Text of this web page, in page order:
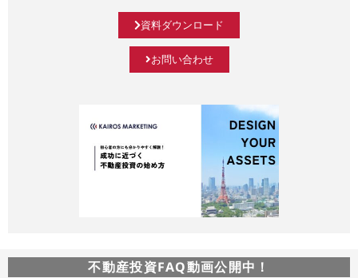
資料ダウンロード
お問い合わせ
不動産投資FAQ動画公開中！